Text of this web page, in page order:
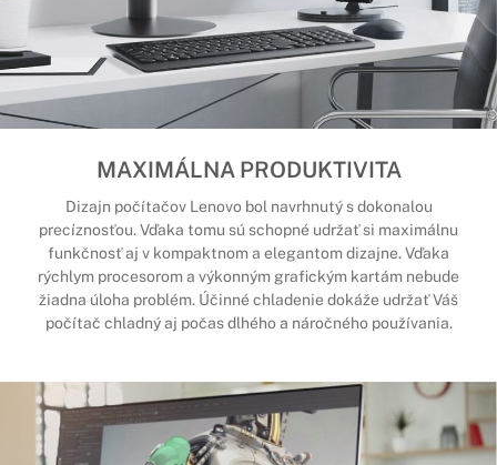
MAXIMÁLNA PRODUKTIVITA
Dizajn počítačov Lenovo bol navrhnutý s dokonalou
precíznosťou. Vďaka tomu sú schopné udržať si maximálnu
funkčnosť aj v kompaktnom a elegantom dizajne. Vďaka
rýchlym procesorom a výkonným grafickým kartám nebude
žiadna úloha problém. Účinné chladenie dokáže udržať Váš
počítač chladný aj počas dlhého a náročného používania.